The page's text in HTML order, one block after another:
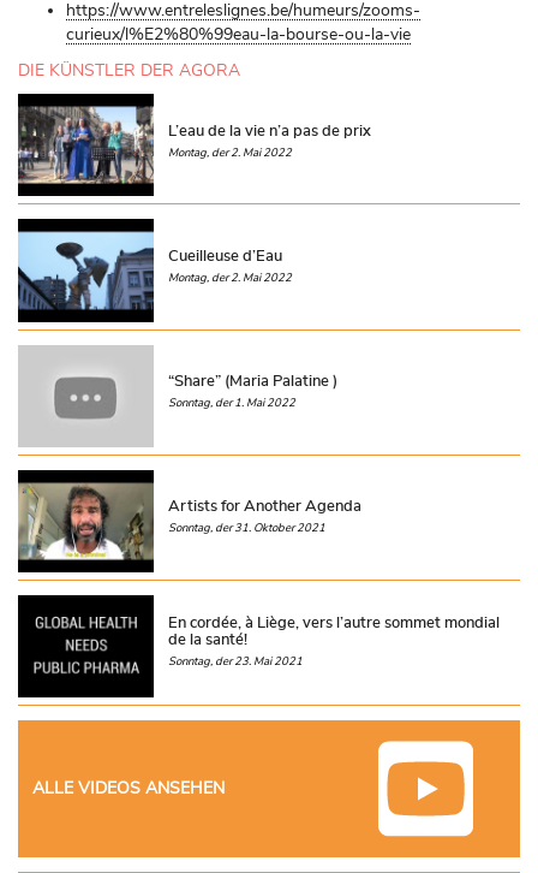
https://www.entreleslignes.be/humeurs/zooms-
curieux/l%E2%80%99eau-la-bourse-ou-la-vie
DIE KÜNSTLER DER AGORA
L’eau de la vie n’a pas de prix
Montag, der 2. Mai 2022
Cueilleuse d’Eau
Montag, der 2. Mai 2022
“Share” (Maria Palatine )
Sonntag, der 1. Mai 2022
Artists for Another Agenda
Sonntag, der 31. Oktober 2021
En cordée, à Liège, vers l’autre sommet mondial
de la santé!
Sonntag, der 23. Mai 2021
ALLE VIDEOS ANSEHEN